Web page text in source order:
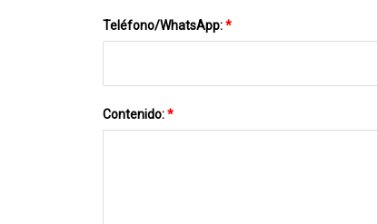
Teléfono/WhatsApp:*
Contenido:*